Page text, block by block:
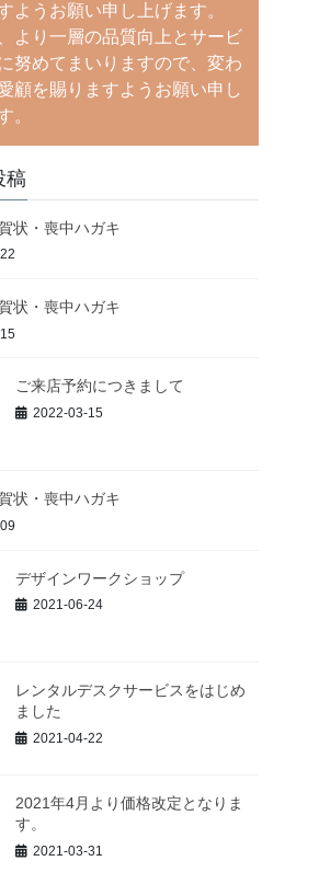
ようお願い申し上げます。
より一層の品質向上とサービ
努めてまいりますので、変わ
顧を賜りますようお願い申し
。
稿
状・喪中ハガキ
状・喪中ハガキ
ご来店予約につきまして
2022-03-15
状・喪中ハガキ
デザインワークショップ
2021-06-24
レンタルデスクサービスをはじめ
ました
2021-04-22
2021年4月より価格改定となりま
す。
2021-03-31